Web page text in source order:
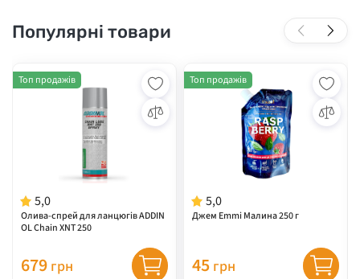
Популярні товари
5,0
Олива-спрей для ланцюгів ADDIN
OL Chain XNT 250
Топ продажів
679 грн
5,0
Джем Emmi Малина 250 г
Топ продажів
45 грн